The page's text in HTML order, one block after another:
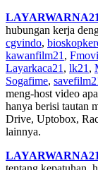
LAYARWARNA21
hubungan kerja
cgvindo,
kawanfilm21 ,
Layarkaca21 , lk21 ,
Sogafime,
meng-host video
hanya berisi tautan
Drive, Uptobox,
lainnya.
LAYARWARNA21